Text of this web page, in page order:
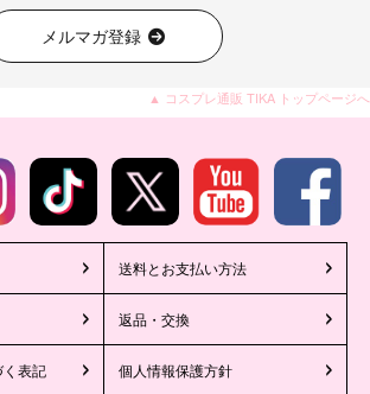
メルマガ登録
▲ コスプレ通販 TIKA トップページへ
送料とお支払い方法
返品・交換
表記 個人情報保護方針